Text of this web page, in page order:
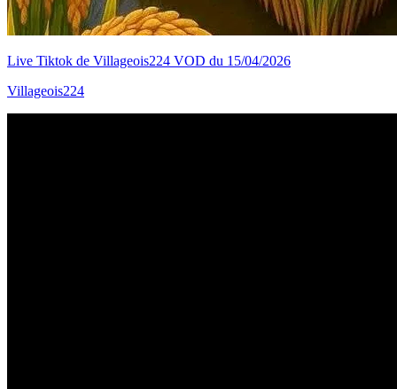
Live Tiktok de Villageois224 VOD du 15/04/2026
Villageois224